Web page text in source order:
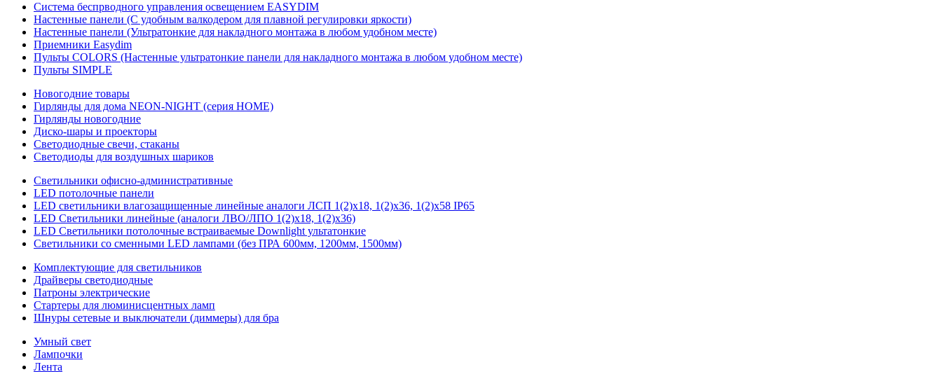
Система беспрводного управления освещением EASYDIM
Настенные панели (С удобным валкодером для плавной регулировки яркости)
Настенные панели (Ультратонкие для накладного монтажа в любом удобном месте)
Приемники Easydim
Пульты COLORS (Настенные ультратонкие панели для накладного монтажа в любом удобном месте)
Пульты SIMPLE
Новогодние товары
Гирлянды для дома NEON-NIGHT (серия HOME)
Гирлянды новогодние
Диско-шары и проекторы
Светодиодные свечи, стаканы
Светодиоды для воздушных шариков
Светильники офисно-административные
LED потолочные панели
LED светильники влагозащищенные линейные аналоги ЛСП 1(2)х18, 1(2)х36, 1(2)х58 IP65
LED Светильники линейные (аналоги ЛВО/ЛПО 1(2)х18, 1(2)х36)
LED Светильники потолочные встраиваемые Downlight ультатонкие
Светильники со сменными LED лампами (без ПРА 600мм, 1200мм, 1500мм)
Комплектующие для светильников
Драйверы светодиодные
Патроны электрические
Стартеры для люминисцентных ламп
Шнуры сетевые и выключатели (диммеры) для бра
Умный свет
Лампочки
Лента